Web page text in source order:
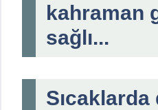
kahraman
sağlı...